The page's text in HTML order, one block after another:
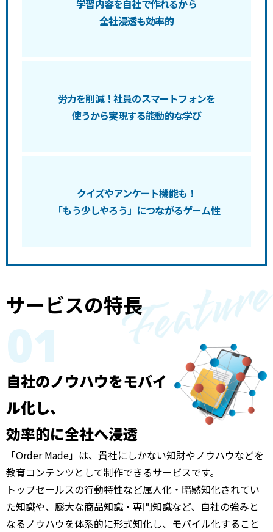
学習内容を自社で作れるから
全社浸透も効率的
労力を削減！社員のスマートフォンを
使うから実現する能動的な学び
クイズやアンケート機能も！
「もう少しやろう」につながるゲーム性
サービスの特長
01
自社のノウハウをモバイ
ル化し、
効率的に全社へ浸透
「Order Made」は、貴社にしかない知財やノウハウなどを
教育コンテンツとして制作できるサービスです。
トップセールスの行動特性など属人化・暗黙知化されてい
た知識や、膨大な商品知識・専門知識など、自社の強みと
なるノウハウを体系的に形式知化し、モバイル化すること